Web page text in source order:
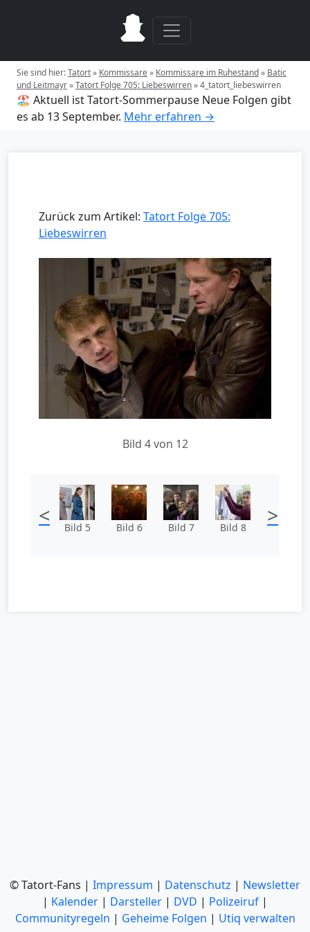
Sie sind hier:Tatort» Kommissare» Kommissare im Ruhestand» Batic
und Leitmayr»Tatort Folge 705: Liebeswirren»4_tatort_liebeswirren
🏖️ Aktuell ist Tatort-Sommerpause Neue Folgen gibt
es ab 13 September. Mehr erfahren →
Zurück zum Artikel: Tatort Folge 705:
Liebeswirren
Bild 4 von 12
< Bild 5 Bild 6 Bild 7 Bild 8 >
© Tatort-Fans | Impressum | Datenschutz | Newsletter
| Kalender | Darsteller | DVD | Polizeiruf |
Communityregeln | Geheime Folgen | Utiq verwalten